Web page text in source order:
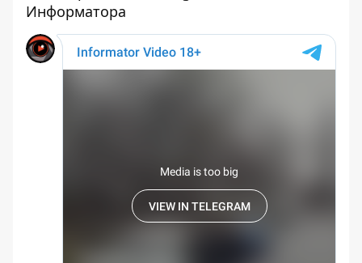
Информатора